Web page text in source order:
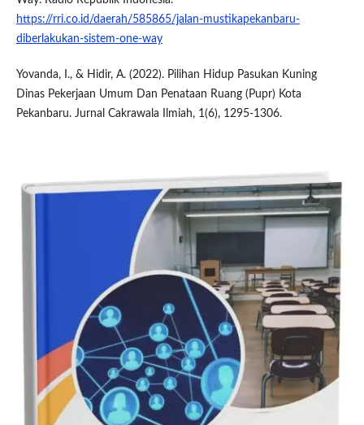
https://rri.co.id/daerah/585865/jalan-mustikapekanbaru-
diberlakukan-sistem-one-way
Yovanda, I., & Hidir, A. (2022). Pilihan Hidup Pasukan Kuning
Dinas Pekerjaan Umum Dan Penataan Ruang (Pupr) Kota
Pekanbaru. Jurnal Cakrawala Ilmiah, 1(6), 1295-1306.